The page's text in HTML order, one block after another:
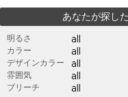
あなたが探し
明るさ all
カラー all
デザインカラー all
雰囲気 all
ブリーチ all